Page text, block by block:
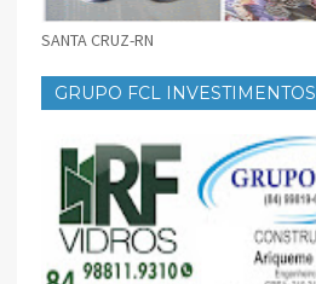
SANTA CRUZ-RN
GRUPO FCL INVESTIMENTOS